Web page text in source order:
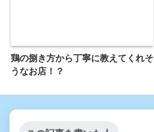
鶏の捌き方から丁寧に教えてくれそ
うなお店！？